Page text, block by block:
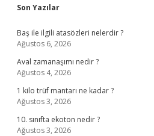
Sidebar
Son Yazılar
Baş ile ilgili atasözleri nelerdir ?
Ağustos 6, 2026
Aval zamanaşımı nedir ?
Ağustos 4, 2026
1 kilo trüf mantarı ne kadar ?
Ağustos 3, 2026
10. sınıfta ekoton nedir ?
Ağustos 3, 2026